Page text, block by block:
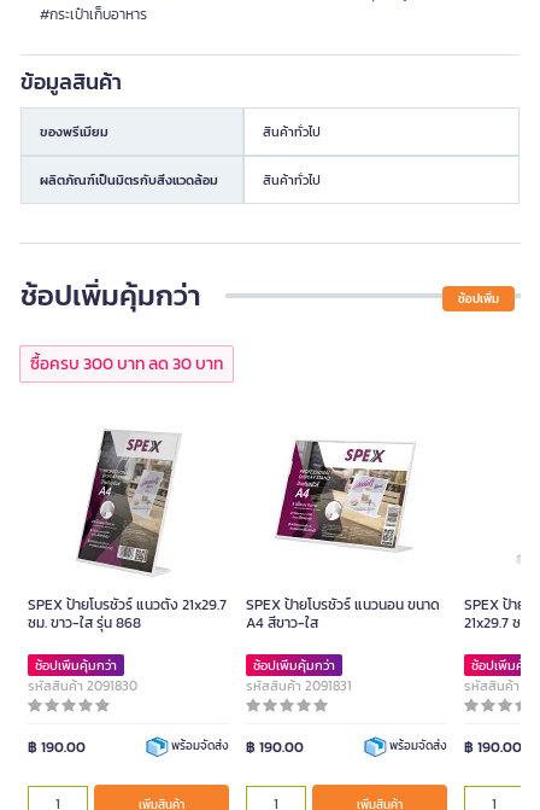
#กระเป๋าเก็บอาหาร
ข้อมูลสินค้า
ของพรีเมียม สินค้าทั่วไป
ผลิตภัณฑ์เป็นมิตรกับสิ่งแวดล้อม สินค้าทั่วไป
ช้อปเพิ่มคุ้มกว่า ช้อปเพิ่ม
ซื้อครบ 300 บาท ลด 30 บาท
SPEX ป้ายโบรชัวร์ แนวตั้ง 21x29.7
ซม. ขาว-ใส รุ่น 868
ช้อปเพิ่มคุ้มกว่า
รหัสสินค้า 2091830
฿ 190.00 พร้อมจัดส่ง
เพิ่มสินค้า
SPEX ป้ายโบรชัวร์ แนวนอน ขนาด
A4 สีขาว-ใส
ช้อปเพิ่มคุ้มกว่า
รหัสสินค้า 2091831
฿ 190.00 พร้อมจัดส่ง
เพิ่มสินค้า
SPEX ป้าย
21x29.7 ซม.
ช้อปเพิ่มคุ้ม
รหัสสินค้า
฿ 190.00